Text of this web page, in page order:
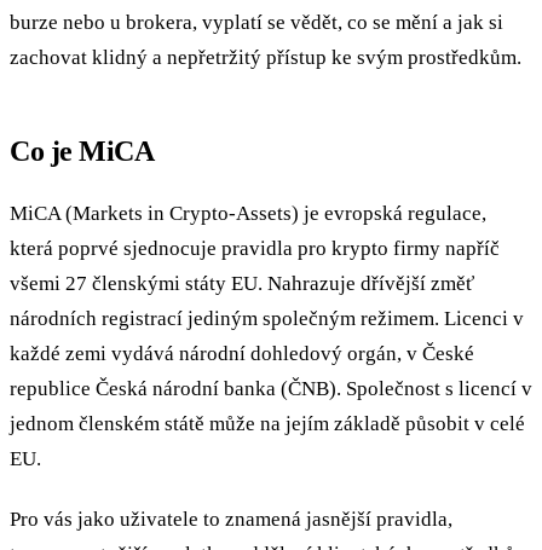
burze nebo u brokera, vyplatí se vědět, co se mění a jak si
zachovat klidný a nepřetržitý přístup ke svým prostředkům.
Co je MiCA
MiCA (Markets in Crypto-Assets) je evropská regulace,
která poprvé sjednocuje pravidla pro krypto firmy napříč
všemi 27 členskými státy EU. Nahrazuje dřívější změť
národních registrací jediným společným režimem. Licenci v
každé zemi vydává národní dohledový orgán, v České
republice Česká národní banka (ČNB). Společnost s licencí v
jednom členském státě může na jejím základě působit v celé
EU.
Pro vás jako uživatele to znamená jasnější pravidla,